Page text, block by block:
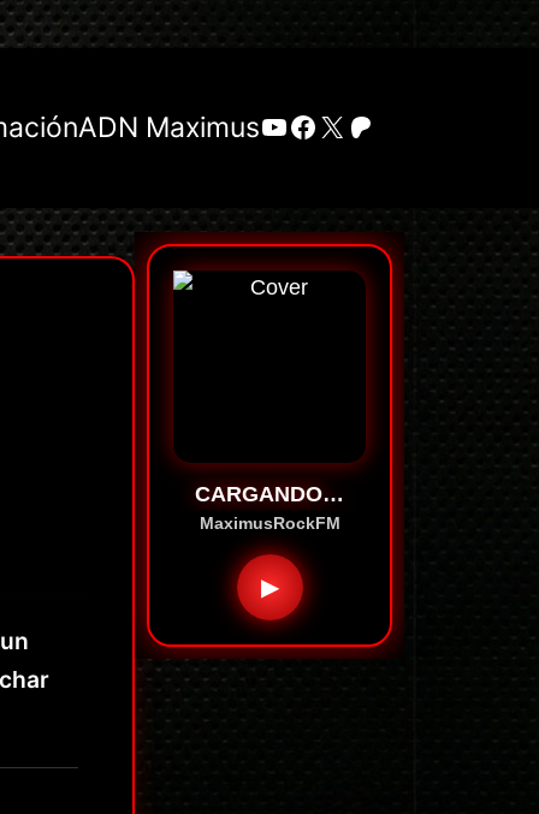
ADN MaximusYouTube
Facebook
X Patreon
CARGANDO…
MaximusRockFM
▶